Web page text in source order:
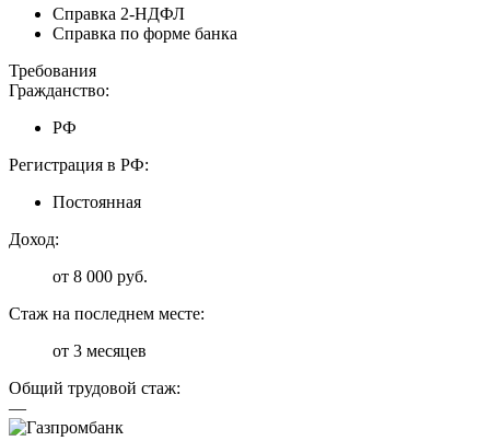
Справка 2-НДФЛ
Справка по форме банка
Требования
Гражданство:
РФ
Регистрация в РФ:
Постоянная
Доход:
от 8 000 руб.
Стаж на последнем месте:
от 3 месяцев
Общий трудовой стаж:
—